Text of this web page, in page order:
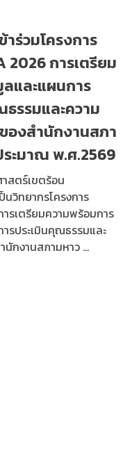
ร่วมโครงการ
2026 การเตรียม
และแผนการ
รรมและความ
องสำนักงานสภา
ะมาณ พ.ศ.2569
สตร์เขตร้อน
วิทยากรโครงการ
รเตรียมความพร้อมการ
รประเมินคุณธรรมและ
นักงานสภามหาว ...